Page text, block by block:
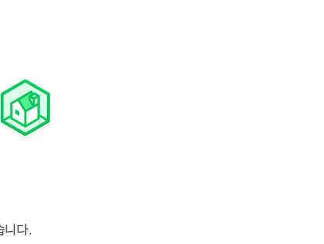
니다.